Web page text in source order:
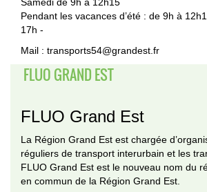
Pendant les vacances d’été : de 9h à
17h -
Mail : transports54@grandest.fr
FLUO GRAND EST
FLUO Grand Est
La Région Grand Est est chargée
réguliers de transport interurbain et les
FLUO Grand Est est le nouveau nom du
en commun de la Région Grand Est.